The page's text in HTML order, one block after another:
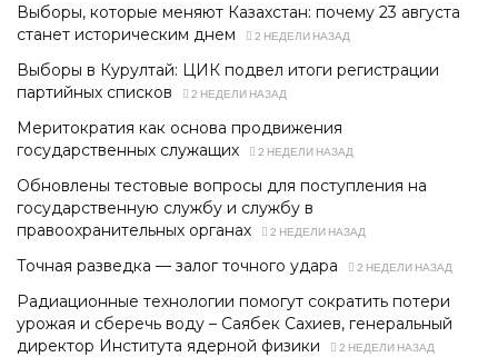
Выборы, которые меняют Казахстан: почему 23 августа
станет историческим днем
2 НЕДЕЛИ НАЗАД
Выборы в Курултай: ЦИК подвел итоги регистрации
партийных списков
2 НЕДЕЛИ НАЗАД
Меритократия как основа продвижения
государственных служащих
2 НЕДЕЛИ НАЗАД
Обновлены тестовые вопросы для поступления на
государственную службу и службу в
правоохранительных органах
2 НЕДЕЛИ НАЗАД
Точная разведка — залог точного удара 2 НЕДЕЛИ НАЗАД
Радиационные технологии помогут сократить потери
урожая и сберечь воду – Саябек Сахиев, генеральный
директор Института ядерной физики
2 НЕДЕЛИ НАЗАД